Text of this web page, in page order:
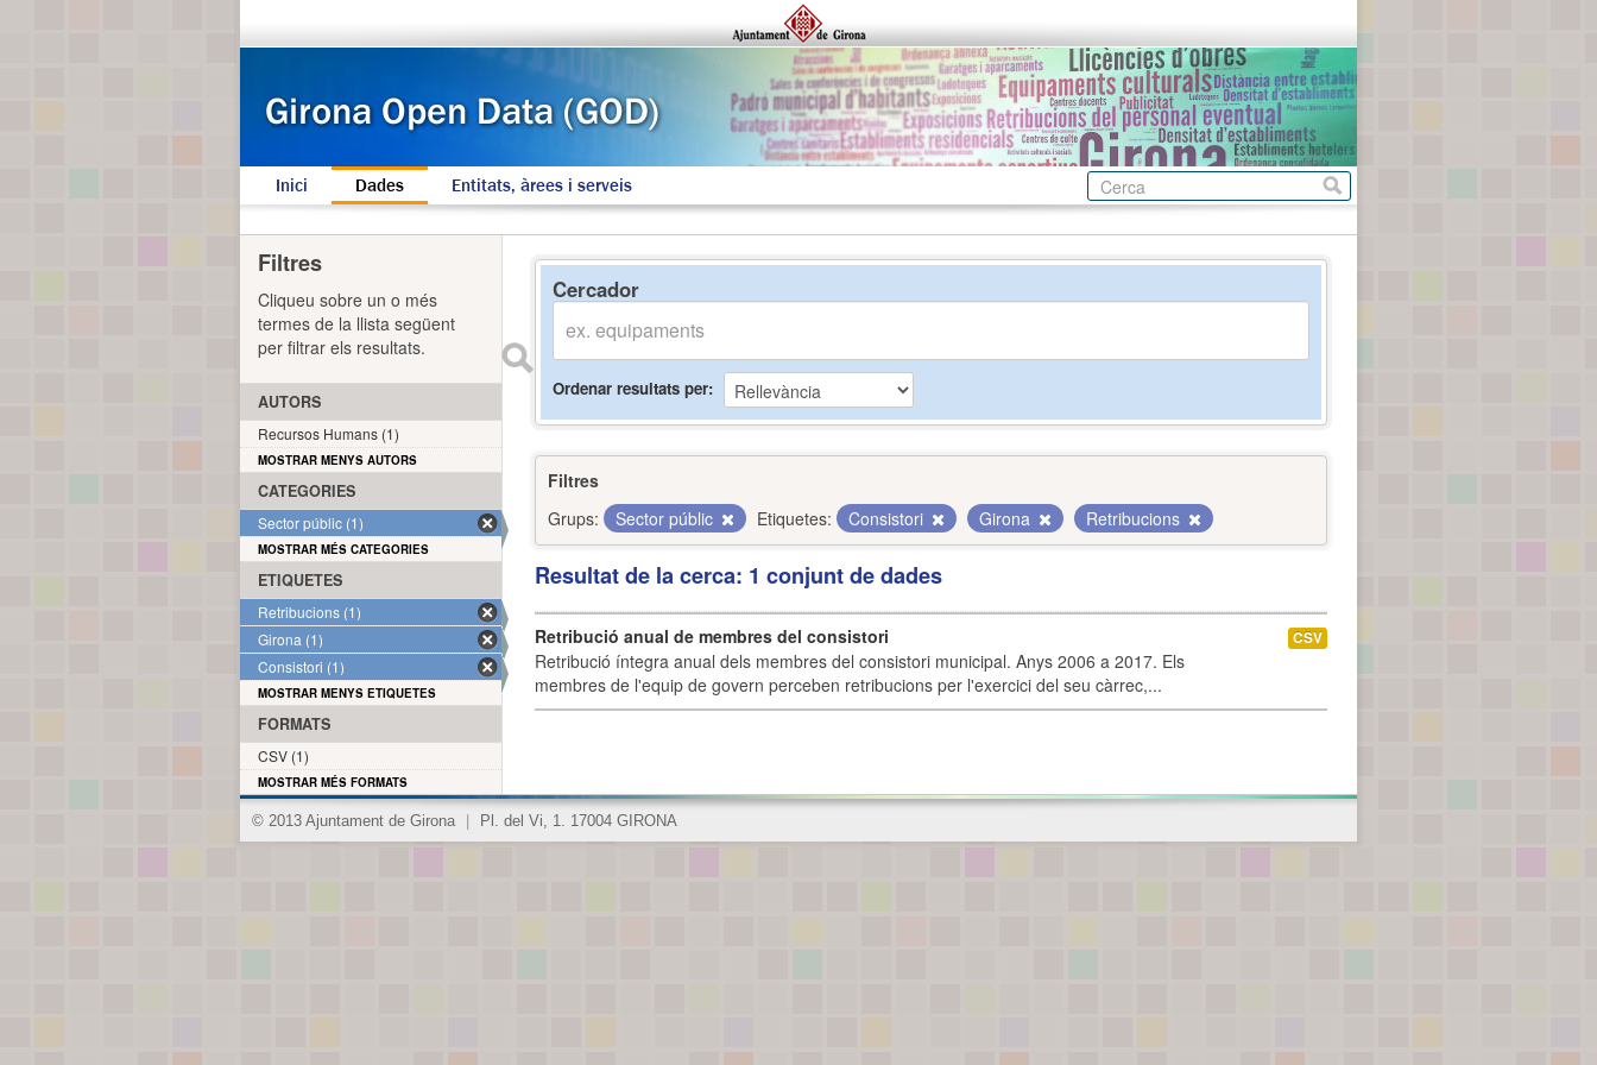
Inici Dades Entitats, àrees i serveis
Cercador
Ordenar resultats per
Filtres
Grups:
Sector públic Etiquetes: Consistori Girona Retribucions
Resultat de la cerca: 1 conjunt de dades
Retribució anual de membres del consistori
Retribució íntegra anual dels membres del consistori municipal. Anys 2006 a 2017. Els
membres de l'equip de govern perceben retribucions per l'exercici del seu càrrec,...
CSV
Filtres
Cliqueu sobre un o més
termes de la llista següent
per filtrar els resultats.
AUTORS
Recursos Humans (1)
MOSTRAR MENYS AUTORS
CATEGORIES
Sector públic (1)
MOSTRAR MÉS CATEGORIES
ETIQUETES
Retribucions (1)
Girona (1)
Consistori (1)
MOSTRAR MENYS ETIQUETES
FORMATS
CSV (1)
MOSTRAR MÉS FORMATS
© 2013 Ajuntament de Girona Pl. del Vi, 1. 17004 GIRONA